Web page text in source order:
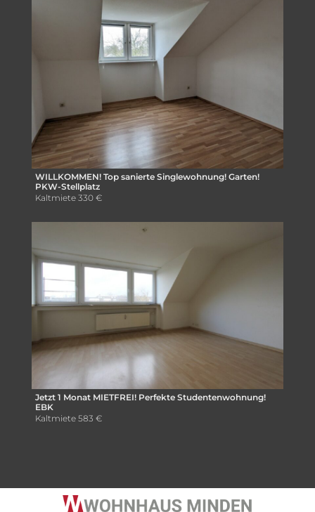
WILLKOMMEN! Top sanierte Singlewohnung! Garten!
PKW-Stellplatz
Kaltmiete 330 €
Jetzt 1 Monat MIETFREI! Perfekte Studentenwohnung!
EBK
Kaltmiete 583 €